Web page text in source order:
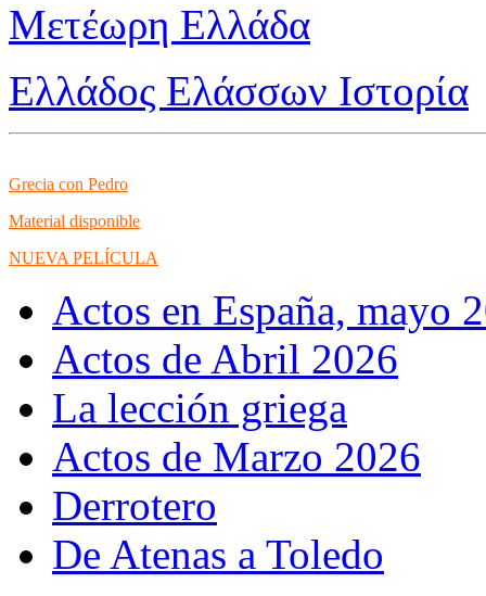
Μετέωρη Ελλάδα
Ελλάδος Ελάσσων Ιστορία
Grecia con Pedro
Material disponible
NUEVA PELÍCULA
Actos en España, mayo
Actos de Abril 2026
La lección griega
Actos de Marzo 2026
Derrotero
De Atenas a Toledo